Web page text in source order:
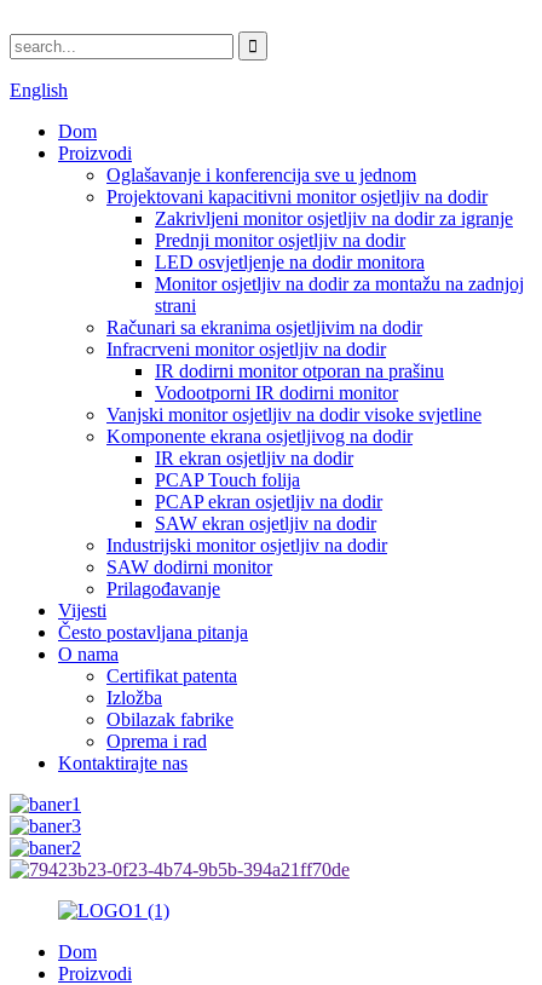
English
Dom
Proizvodi
Oglašavanje i konferencija sve u jednom
Projektovani kapacitivni monitor osjetljiv na dodir
Zakrivljeni monitor osjetljiv na dodir za igranje
Prednji monitor osjetljiv na dodir
LED osvjetljenje na dodir monitora
Monitor osjetljiv na dodir za montažu na zadnjoj
strani
Računari sa ekranima osjetljivim na dodir
Infracrveni monitor osjetljiv na dodir
IR dodirni monitor otporan na prašinu
Vodootporni IR dodirni monitor
Vanjski monitor osjetljiv na dodir visoke svjetline
Komponente ekrana osjetljivog na dodir
IR ekran osjetljiv na dodir
PCAP Touch folija
PCAP ekran osjetljiv na dodir
SAW ekran osjetljiv na dodir
Industrijski monitor osjetljiv na dodir
SAW dodirni monitor
Prilagođavanje
Vijesti
Često postavljana pitanja
O nama
Certifikat patenta
Izložba
Obilazak fabrike
Oprema i rad
Kontaktirajte nas
Dom
Proizvodi